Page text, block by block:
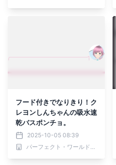
フード付きでなりきり！ク
レヨンしんちゃんの吸水速
乾バスポンチョ。
2025-10-05 08:39
パーフェクト・ワールド株式会社